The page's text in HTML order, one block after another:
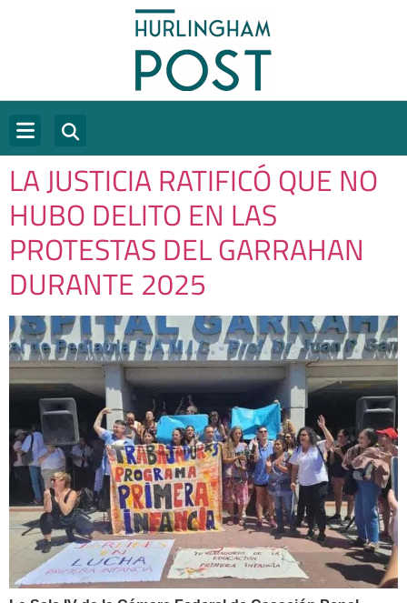
LA JUSTICIA RATIFICÓ QUE NO
HUBO DELITO EN LAS
PROTESTAS DEL GARRAHAN
DURANTE 2025